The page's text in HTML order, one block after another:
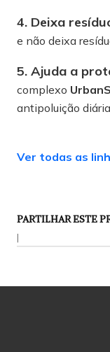
4. Deixa
e não deixa
5. Ajuda a
complexo
antipoluição
Ver todas as
PARTILHAR ESTE
|